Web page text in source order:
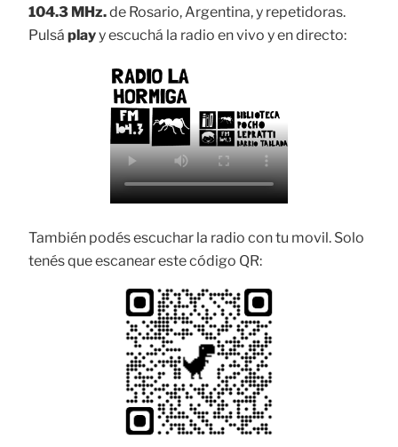
104.3 MHz.de Rosario, Argentina, y repetidoras.
Pulsá playy escuchá la radio en vivo y en directo:
También podés escuchar la radio con tu movil. Solo
tenés que escanear este código QR: